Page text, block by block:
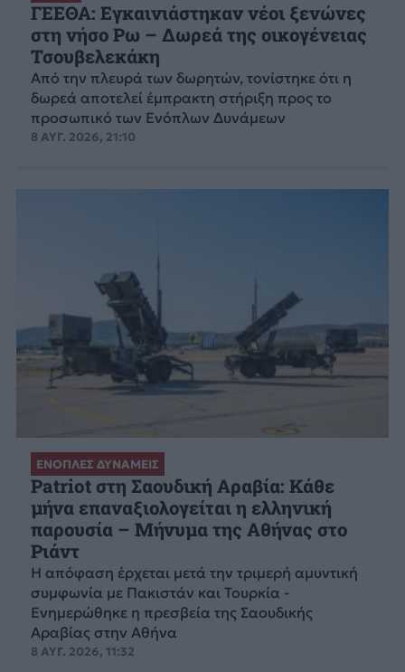
ΓΕΕΘΑ: Εγκαινιάστηκαν νέοι ξενώνες
στη νήσο Ρω – Δωρεά της οικογένειας
Τσουβελεκάκη
Από την πλευρά των δωρητών, τονίστηκε ότι η
δωρεά αποτελεί έμπρακτη στήριξη προς το
προσωπικό των Ενόπλων Δυνάμεων
8 ΑΥΓ. 2026, 21:10
ΕΝΟΠΛΕΣ ΔΥΝΑΜΕΙΣ
Patriot στη Σαουδική Αραβία: Κάθε
μήνα επαναξιολογείται η ελληνική
παρουσία – Μήνυμα της Αθήνας στο
Ριάντ
Η απόφαση έρχεται μετά την τριμερή αμυντική
συμφωνία με Πακιστάν και Τουρκία -
Ενημερώθηκε η πρεσβεία της Σαουδικής
Αραβίας στην Αθήνα
8 ΑΥΓ. 2026, 11:32